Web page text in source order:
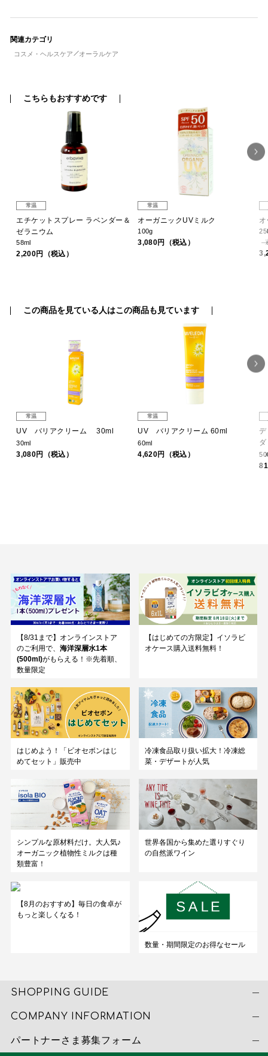
関連カテゴリ
コスメ・ヘルスケア オーラルケア
こちらもおすすめです
常温
エチケットスプレー ラベンダー＆
ゼラニウム
58ml
2,200円（税込）
常温
オーガニックUVミルク
100g
3,080円（税込）
この商品を見ている人はこの商品も見ています
常温
UV バリアクリーム 30ml
30ml
3,080円（税込）
常温
UV バリアクリーム 60ml
60ml
4,620円（税込）
【8/31まで】オンラインストア
のご利用で、 海洋深層水1本
(500ml)がもらえる！※先着順、
数量限定
【はじめての方限定】イソラビ
オケース購入送料無料！
はじめよう！「ビオセボンはじ
めてセット」販売中
冷凍食品取り扱い拡大！冷凍総
菜・デザートが人気
シンプルな原材料だけ。大人気♪
オーガニック植物性ミルクは種
類豊富！
世界各国から集めた選りすぐり
の自然派ワイン
【8月のおすすめ】毎日の食卓が
もっと楽しくなる！
数量・期間限定のお得なセール
SHOPPING GUIDE
COMPANY INFORMATION
パートナーさま募集フォーム